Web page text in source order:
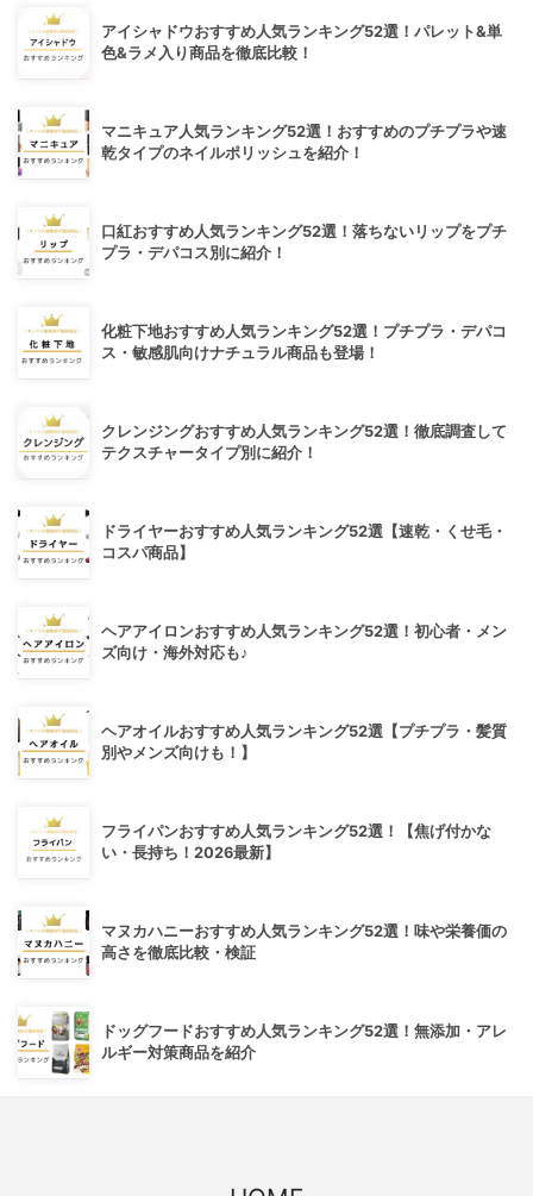
アイシャドウおすすめ人気ランキング52選！パレット&単
色&ラメ入り商品を徹底比較！
マニキュア人気ランキング52選！おすすめのプチプラや速
乾タイプのネイルポリッシュを紹介！
口紅おすすめ人気ランキング52選！落ちないリップをプチ
プラ・デパコス別に紹介！
化粧下地おすすめ人気ランキング52選！プチプラ・デパコ
ス・敏感肌向けナチュラル商品も登場！
クレンジングおすすめ人気ランキング52選！徹底調査して
テクスチャータイプ別に紹介！
ドライヤーおすすめ人気ランキング52選【速乾・くせ毛・
コスパ商品】
ヘアアイロンおすすめ人気ランキング52選！初心者・メン
ズ向け・海外対応も♪
ヘアオイルおすすめ人気ランキング52選【プチプラ・髪質
別やメンズ向けも！】
フライパンおすすめ人気ランキング52選！【焦げ付かな
い・長持ち！2026最新】
マヌカハニーおすすめ人気ランキング52選！味や栄養価の
高さを徹底比較・検証
ドッグフードおすすめ人気ランキング52選！無添加・アレ
ルギー対策商品を紹介